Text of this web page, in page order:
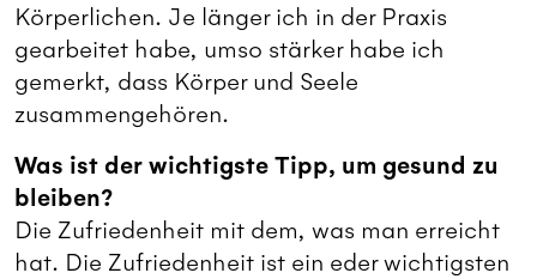
Körperlichen. Je länger ich in der Praxis
gearbeitet habe, umso stärker habe ich
gemerkt, dass Körper und Seele
zusammengehören.
Was ist der wichtigste Tipp, um gesund zu
bleiben?
Die Zufriedenheit mit dem, was man erreicht
hat. Die Zufriedenheit ist ein eder wichtigsten